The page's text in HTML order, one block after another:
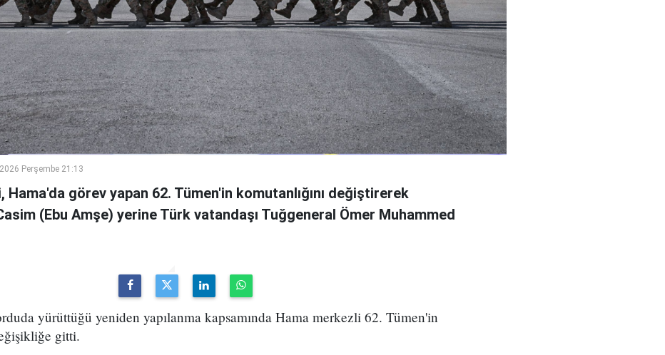
Perşembe 21:13
Hama'da görev yapan 62. Tümen'in komutanlığını değiştirerek
(Ebu Amşe) yerine Türk vatandaşı Tuğgeneral Ömer Muhammed
yürüttüğü yeniden yapılanma kapsamında Hama merkezli 62. Tümen'in
gitti.